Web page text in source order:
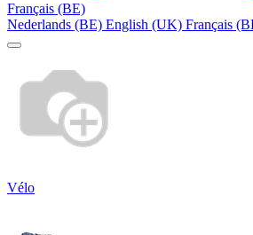
Français (BE)
Nederlands (BE) English (UK) Français
Vélo